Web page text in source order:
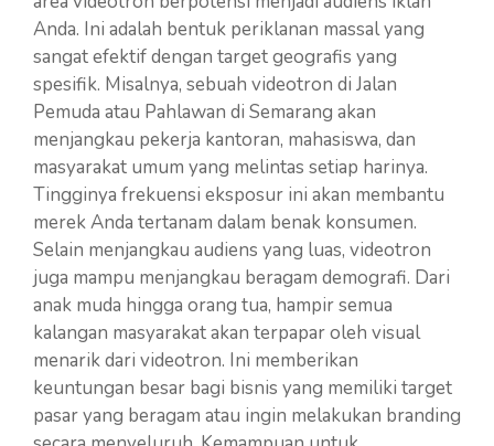
Anda. Ini adalah bentuk periklanan massal yang
sangat efektif dengan target geografis yang
spesifik. Misalnya, sebuah videotron di Jalan
Pemuda atau Pahlawan di Semarang akan
menjangkau pekerja kantoran, mahasiswa, dan
masyarakat umum yang melintas setiap harinya.
Tingginya frekuensi eksposur ini akan membantu
merek Anda tertanam dalam benak konsumen.
Selain menjangkau audiens yang luas, videotron
juga mampu menjangkau beragam demografi. Dari
anak muda hingga orang tua, hampir semua
kalangan masyarakat akan terpapar oleh visual
menarik dari videotron. Ini memberikan
keuntungan besar bagi bisnis yang memiliki target
pasar yang beragam atau ingin melakukan branding